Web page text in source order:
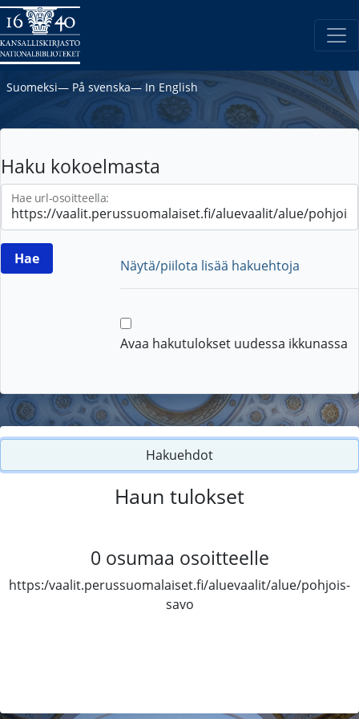
Suomeksi― På svenska― In English
Haku kokoelmasta
Hae url-osoitteella:
Näytä/piilota lisää hakuehtoja
Avaa hakutulokset uudessa ikkunassa
Hakuehdot
Haun tulokset
0 osumaa osoitteelle
https:/vaalit.perussuomalaiset.fi/aluevaalit/alue/pohjois-
savo